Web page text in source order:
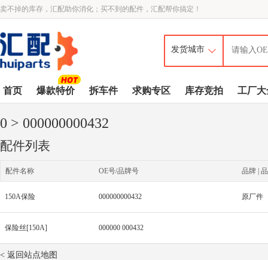
卖不掉的库存，汇配助你消化；买不到的配件，汇配帮你搞定！
首页 爆款特价 拆车件 求购专区 库存竞拍 工厂大
0 > 000000000432
配件列表
配件名称 OE号/品牌号 品牌 |
150A保险 000000000432 原厂件
保险丝[150A] 000000 000432
< 返回站点地图